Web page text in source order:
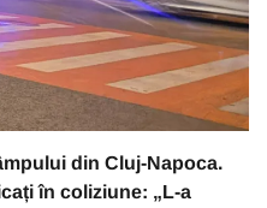
din Cluj-Napoca.
în coliziune: „L-a